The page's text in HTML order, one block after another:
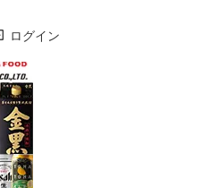
ログイン